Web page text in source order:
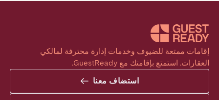
العقارات. استمتع بإقامتك مع GuestReady.
استضاف معنا